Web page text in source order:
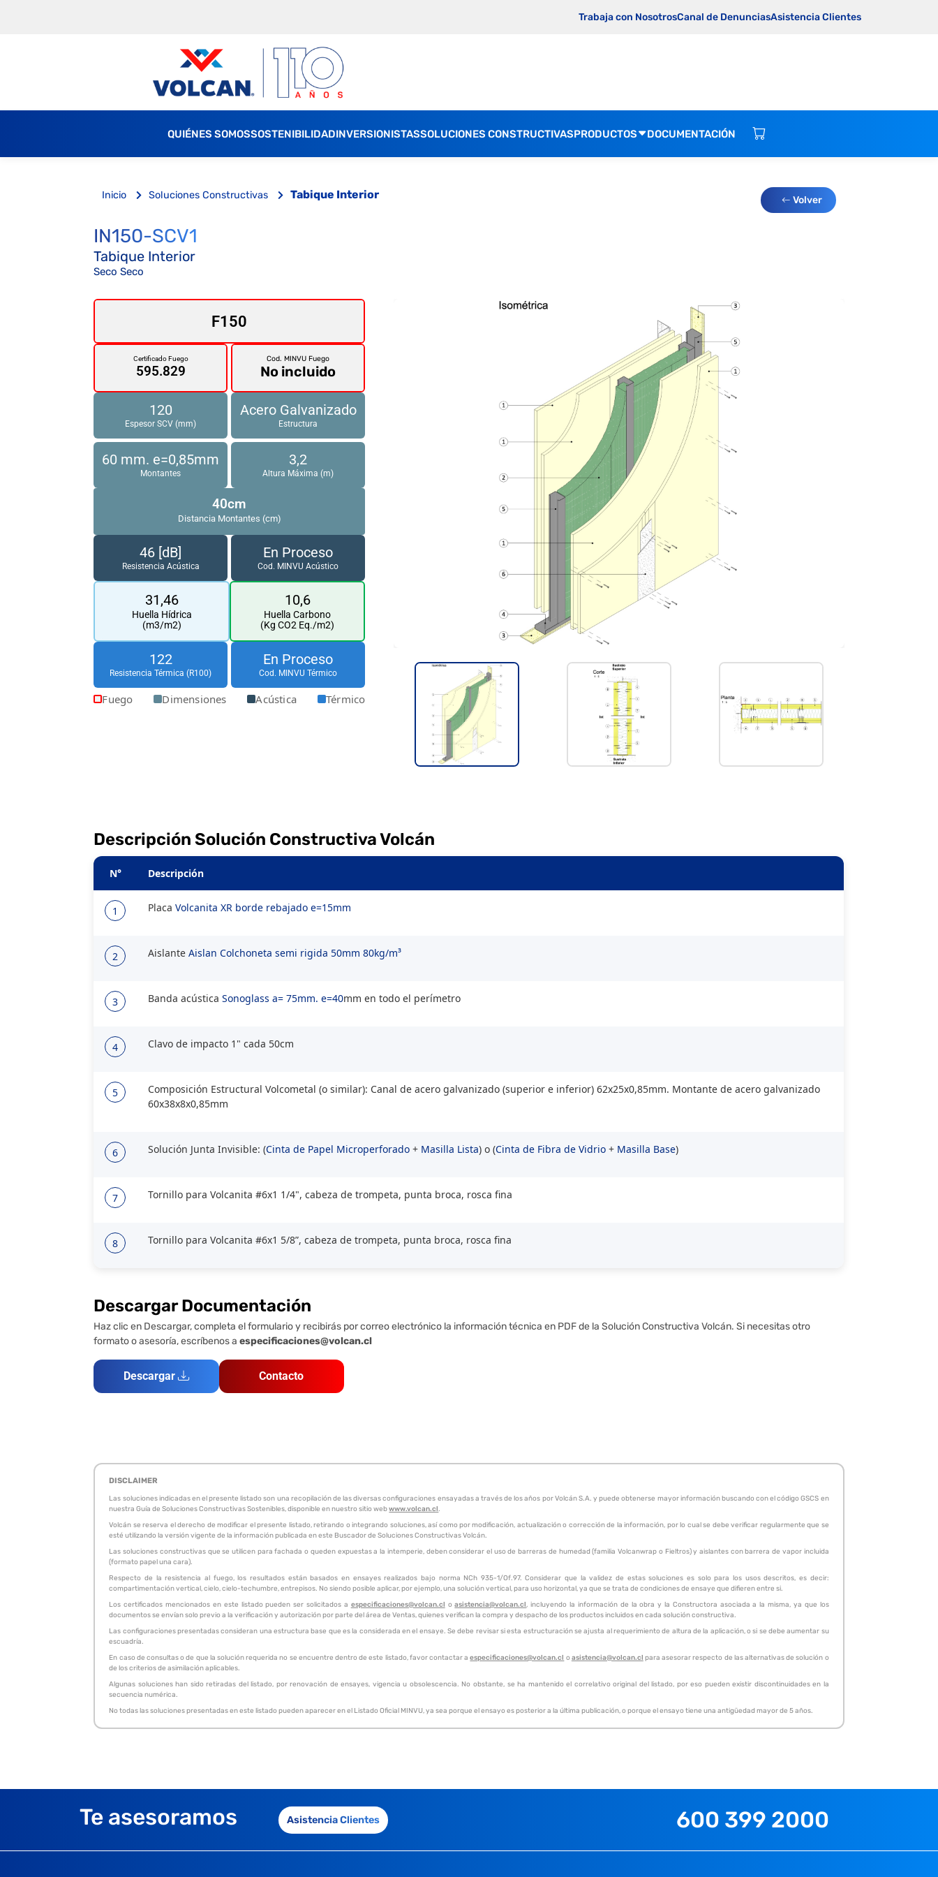
Trabaja con NosotrosCanal de DenunciasAsistencia Clientes
QUIÉNES SOMOSSOSTENIBILIDADINVERSIONISTASSOLUCIONES CONSTRUCTIVASPRODUCTOS DOCUMENTACIÓN
Inicio Soluciones Constructivas Tabique Interior Volver
IN150-SCV1
Tabique Interior
Seco Seco
F150
Certificado Fuego
595.829
Cod. MINVU Fuego
No incluido
120
Espesor SCV (mm)
Acero Galvanizado
Estructura
60 mm. e=0,85mm
Montantes
3,2
Altura Máxima (m)
40cm
Distancia Montantes (cm)
46 [dB]
Resistencia Acústica
En Proceso
Cod. MINVU Acústico
31,46
Huella Hídrica
(m3/m2)
10,6
Huella Carbono
(Kg CO2 Eq./m2)
122
Resistencia Térmica (R100)
En Proceso
Cod. MINVU Térmico
Fuego Dimensiones Acústica Térmico
Descripción Solución Constructiva Volcán
N° Descripción
1 PlacaVolcanita XR borde rebajado e=15mm
2 AislanteAislan Colchoneta semi rigida 50mm 80kg/m³
3 Banda acústicaSonoglass a= 75mm. e=40mm en todo el perímetro
4 Clavo de impacto 1" cada 50cm
5
Composición Estructural Volcometal (o similar): Canal de acero galvanizado (superior e inferior) 62x25x0,85mm. Montante de acero galvanizado
60x38x8x0,85mm
6 Solución Junta Invisible: (Cinta de Papel Microperforado + Masilla Lista) o (Cinta de Fibra de Vidrio + Masilla Base)
7 Tornillo para Volcanita #6x1 1/4", cabeza de trompeta, punta broca, rosca fina
8 Tornillo para Volcanita #6x1 5/8”, cabeza de trompeta, punta broca, rosca fina
Descargar Documentación
Haz clic en Descargar, completa el formulario y recibirás por correo electrónico la información técnica en PDF de la Solución Constructiva Volcán. Si necesitas otro
formato o asesoría, escríbenos aespecificaciones@volcan.cl
Descargar Contacto
DISCLAIMER
Las soluciones indicadas en el presente listado son una recopilación de las diversas configuraciones ensayadas a través de los años por Volcán S.A. y puede obtenerse mayor información buscando con el código GSCS en
nuestra Guía de Soluciones Constructivas Sostenibles, disponible en nuestro sitio webwww.volcan.cl.
Volcán se reserva el derecho de modificar el presente listado, retirando o integrando soluciones, así como por modificación, actualización o corrección de la información, por lo cual se debe verificar regularmente que se
esté utilizando la versión vigente de la información publicada en este Buscador de Soluciones Constructivas Volcán.
Las soluciones constructivas que se utilicen para fachada o queden expuestas a la intemperie, deben considerar el uso de barreras de humedad (familia Volcanwrap o Fieltros) y aislantes con barrera de vapor incluida
(formato papel una cara).
Respecto de la resistencia al fuego, los resultados están basados en ensayes realizados bajo norma NCh 935-1/Of.97. Considerar que la validez de estas soluciones es solo para los usos descritos, es decir:
compartimentación vertical, cielo, cielo-techumbre, entrepisos. No siendo posible aplicar, por ejemplo, una solución vertical, para uso horizontal, ya que se trata de condiciones de ensaye que difieren entre si.
Los certificados mencionados en este listado pueden ser solicitados a especificaciones@volcan.cl oasistencia@volcan.cl, incluyendo la información de la obra y la Constructora asociada a la misma, ya que los
documentos se envían solo previo a la verificación y autorización por parte del área de Ventas, quienes verifican la compra y despacho de los productos incluidos en cada solución constructiva.
Las configuraciones presentadas consideran una estructura base que es la considerada en el ensaye. Se debe revisar si esta estructuración se ajusta al requerimiento de altura de la aplicación, o si se debe aumentar su
escuadría.
En caso de consultas o de que la solución requerida no se encuentre dentro de este listado, favor contactar aespecificaciones@volcan.cl oasistencia@volcan.cl para asesorar respecto de las alternativas de solución o
de los criterios de asimilación aplicables.
Algunas soluciones han sido retiradas del listado, por renovación de ensayes, vigencia u obsolescencia. No obstante, se ha mantenido el correlativo original del listado, por eso pueden existir discontinuidades en la
secuencia numérica.
No todas las soluciones presentadas en este listado pueden aparecer en el Listado Oficial MINVU, ya sea porque el ensayo es posterior a la última publicación, o porque el ensayo tiene una antigüedad mayor de 5 años.
Te asesoramos Asistencia Clientes 600 399 2000